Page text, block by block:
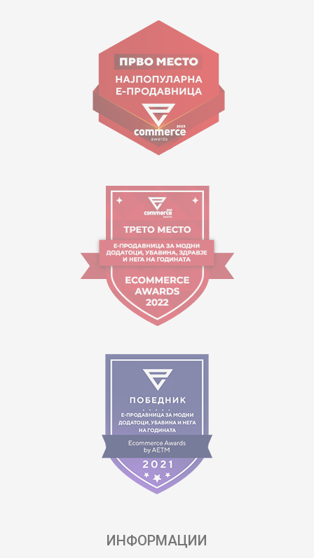
ул. Гоце Николовски бр.74 Скопје
contact@mytime.mk
Работно време:
09:00 до 17:00
ИНФОРМАЦИИ